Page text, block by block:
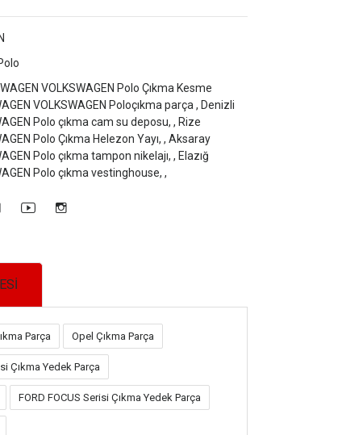
VOLKSWAGEN Polo Çıkma Kesme
VOLKSWAGEN Poloçıkma parça , Denizli
Polo çıkma cam su deposu, , Rize
Polo Çıkma Helezon Yayı, ,Aksaray
Polo çıkma tampon nikelajı, , Elazığ
Polo çıkma vestinghouse, ,
Parça Opel Çıkma Parça
Çıkma Yedek Parça
FORD FOCUS Serisi Çıkma Yedek Parça